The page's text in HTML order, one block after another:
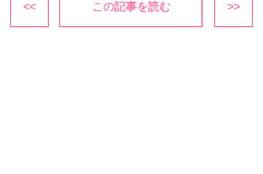
<< この記事を読む >>